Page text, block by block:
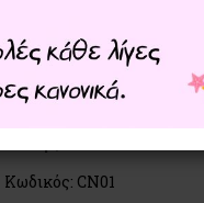
Requiem για
Ζωής
Κωδικός: CN01